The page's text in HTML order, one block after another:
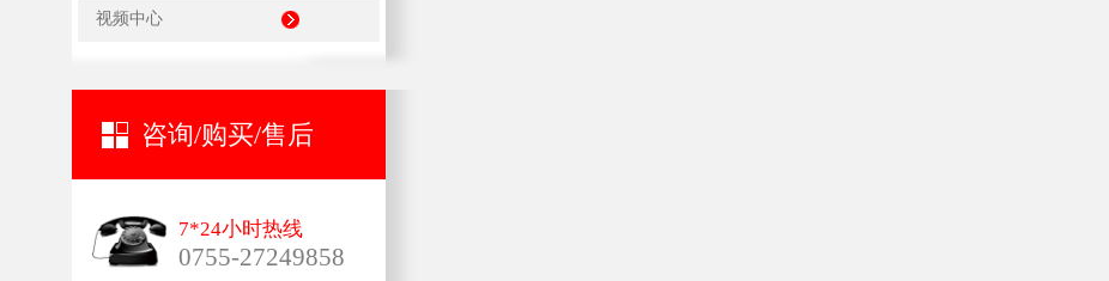
视频中心
咨询/购买/售后
7*24小时热线
0755-27249858